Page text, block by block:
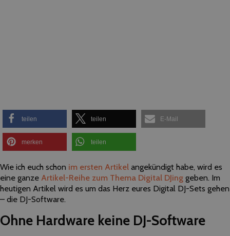
teilen teilen E-Mail
merken teilen
Wie ich euch schon im ersten Artikel angekündigt habe, wird es
eine ganze Artikel-Reihe zum Thema Digital DJing geben. Im
heutigen Artikel wird es um das Herz eures Digital DJ-Sets gehen
– die DJ-Software.
Ohne Hardware keine DJ-Software